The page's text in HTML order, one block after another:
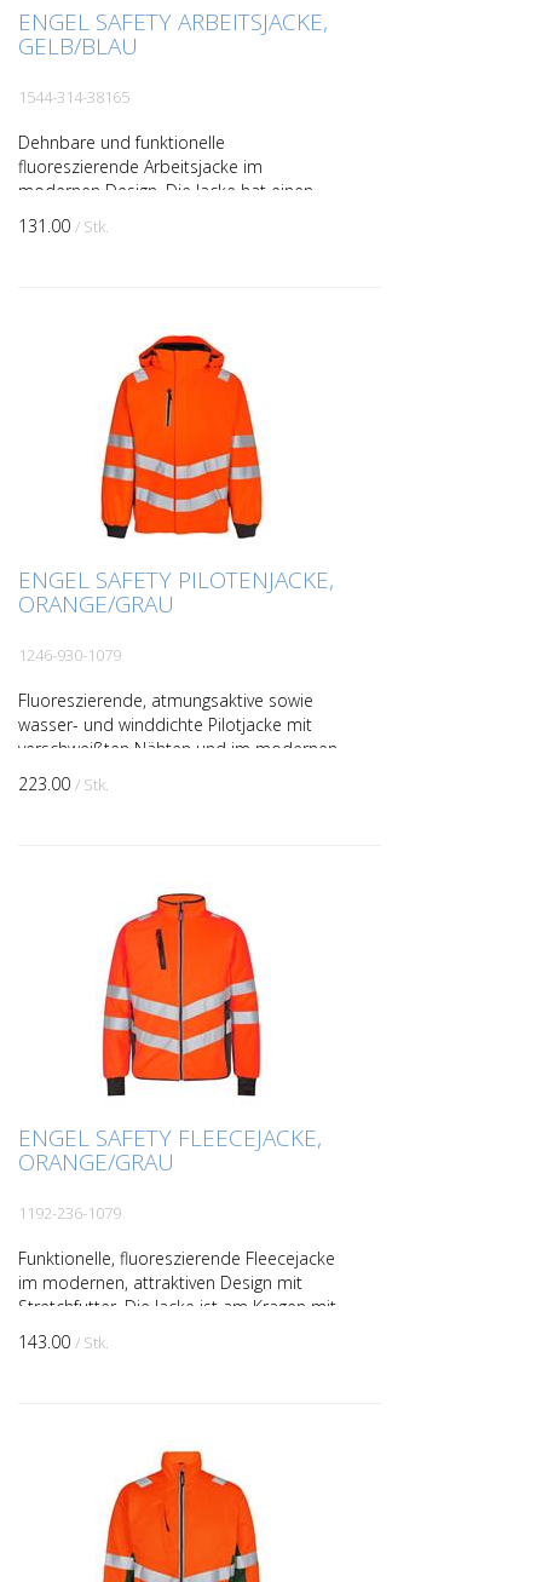
ENGEL SAFETY ARBEITSJACKE,
GELB/BLAU
1544-314-38165
Dehnbare und funktionelle
fluoreszierende Arbeitsjacke im
modernen Design. Die Jacke hat einen
hohen Kragen und ist hinten länger
geschnitten. Der dehnbare Stoff bietet v...
131.00 / Stk.
ENGEL SAFETY PILOTENJACKE,
ORANGE/GRAU
1246-930-1079
Fluoreszierende, atmungsaktive sowie
wasser- und winddichte Pilotjacke mit
verschweißten Nähten und im modernen
Design. Doppelte Knopfleiste mit
Reißverschluss sowie Klet...
223.00 / Stk.
ENGEL SAFETY FLEECEJACKE,
ORANGE/GRAU
1192-236-1079
Funktionelle, fluoreszierende Fleecejacke
im modernen, attraktiven Design mit
Stretchfutter. Die Jacke ist am Kragen mit
Fleece gefu¨ttert, und daher weich und
angenehm a...
143.00 / Stk.